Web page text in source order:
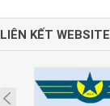
LIÊN KẾT WEBSITE
Prev